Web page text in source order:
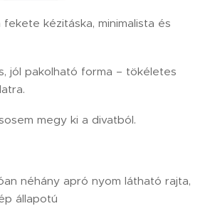
kézitáska, minimalista és
jól pakolható forma – tökéletes
megy ki a divatból.
néhány apró nyom látható rajta,
állapotú